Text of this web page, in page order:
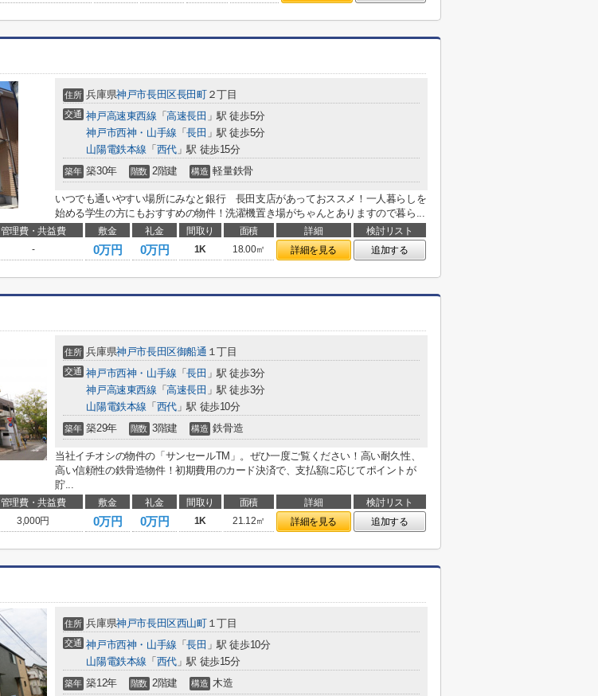
住所 兵庫県神戸市長田区長田町２丁目
交通 神戸高速東西線 「高速長田 」駅 徒歩5分
神戸市西神・山手線 「長田 」駅 徒歩5分
山陽電鉄本線 「 西代」駅 徒歩15分
築年 築30年 階数 2階建 構造 軽量鉄骨
いつでも通いやすい場所にみなと銀行 長田支店があっておススメ！一人暮らしを
始める学生の方にもおすすめの物件！洗濯機置き場がちゃんとありますので暮ら...
管理費・共益費 敷金 礼金 間取り 面積 詳細
検討リスト
- 0万円 0万円 1K 18.00㎡ 詳細を見る 追加する
住所 兵庫県神戸市長田区御船通 １丁目
交通 神戸市西神・山手線 「長田 」駅 徒歩3分
神戸高速東西線 「高速長田 」駅 徒歩3分
山陽電鉄本線 「 西代」駅 徒歩10分
築年 築29年 階数 3階建 構造 鉄骨造
当社イチオシの物件の「サンセールTM」。ぜひ一度ご覧ください！高い耐久性、
高い信頼性の鉄骨造物件！初期費用のカード決済で、支払額に応じてポイントが
貯...
管理費・共益費 敷金 礼金 間取り 面積 詳細
検討リスト
3,000円 0万円 0万円 1K 21.12㎡ 詳細を見る 追加する
住所 兵庫県神戸市長田区西山町１丁目
交通 神戸市西神・山手線 「長田 」駅 徒歩10分
山陽電鉄本線 「 西代」駅 徒歩15分
築年 築12年 階数 2階建 構造 木造